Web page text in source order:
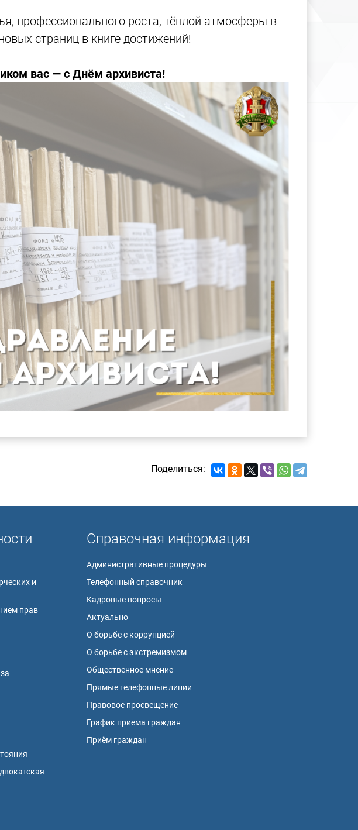
профессионального роста, тёплой атмосферы в
страниц в книге достижений!
вас — с Днём архивиста!
Поделиться:
и
прав
Справочная информация
Административные процедуры
Телефонный справочник
Кадровые вопросы
Актуально
О борьбе с коррупцией
О борьбе с экстремизмом
Общественное мнение
Прямые телефонные линии
Правовое просвещение
График приема граждан
Приём граждан